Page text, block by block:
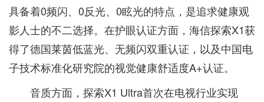
具备着0频闪、0反光、0眩光的特点，是追求健康观
影人士的不二选择。在护眼认证方面，海信探索X1获
得了德国莱茵低蓝光、无频闪双重认证，以及中国电
子技术标准化研究院的视觉健康舒适度A+认证。
音质方面，探索X1 Ultra首次在电视行业实现